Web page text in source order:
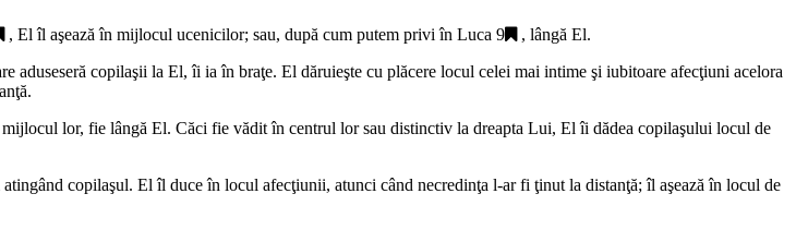
, El îl aşează în mijlocul ucenicilor; sau, după cum putem privi în Luca 9
, lângă El.
aduseseră copilaşii la El, îi ia în braţe. El dăruieşte cu plăcere locul celei mai intime şi iubitoare afecţiuni acelora
lor, fie lângă El. Căci fie vădit în centrul lor sau distinctiv la dreapta Lui, El îi dădea copilaşului locul de
copilaşul. El îl duce în locul afecţiunii, atunci când necredinţa l-ar fi ţinut la distanţă; îl aşează în locul de